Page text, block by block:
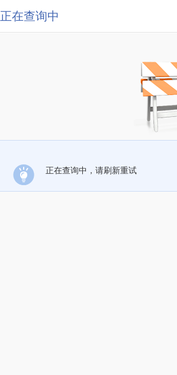
正在查询中
正在查询中，请刷新重试